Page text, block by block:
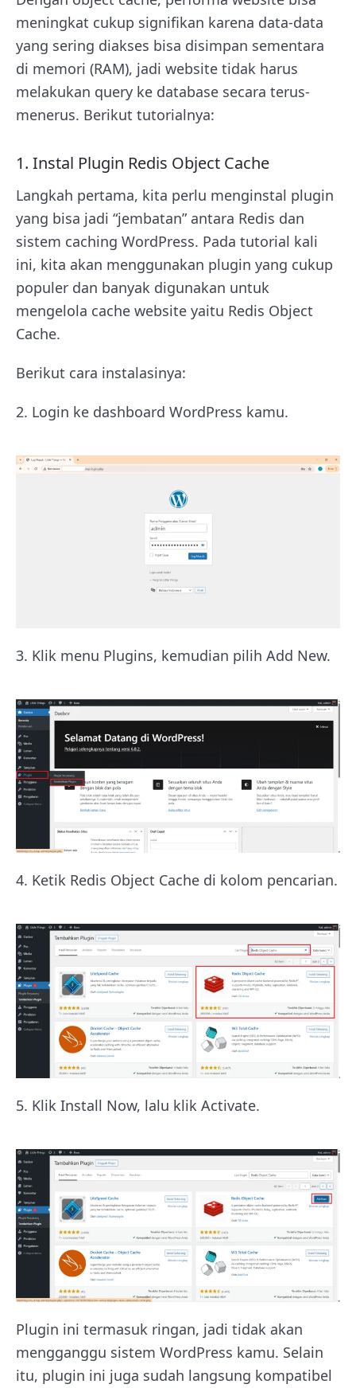
meningkat cukup signifikan karena data-data
yang sering diakses bisa disimpan sementara
di memori (RAM), jadi website tidak harus
melakukan query ke database secara terus-
menerus. Berikut tutorialnya:
1. Instal Plugin Redis Object Cache
Langkah pertama, kita perlu menginstal plugin
yang bisa jadi “jembatan” antara Redis dan
sistem caching WordPress. Pada tutorial kali
ini, kita akan menggunakan plugin yang cukup
populer dan banyak digunakan untuk
mengelola cache website yaitu Redis Object
Cache.
Berikut cara instalasinya:
2. Login ke dashboard WordPress kamu.
3. Klik menu Plugins, kemudian pilih Add New.
4. Ketik Redis Object Cache di kolom pencarian.
5. Klik Install Now, lalu klik Activate.
Plugin ini termasuk ringan, jadi tidak akan
mengganggu sistem WordPress kamu. Selain
itu, plugin ini juga sudah langsung kompatibel